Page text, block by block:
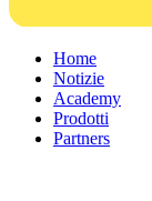
Home
Notizie
Academy
Prodotti
Partners